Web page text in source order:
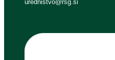
urednistvo@rsg.si